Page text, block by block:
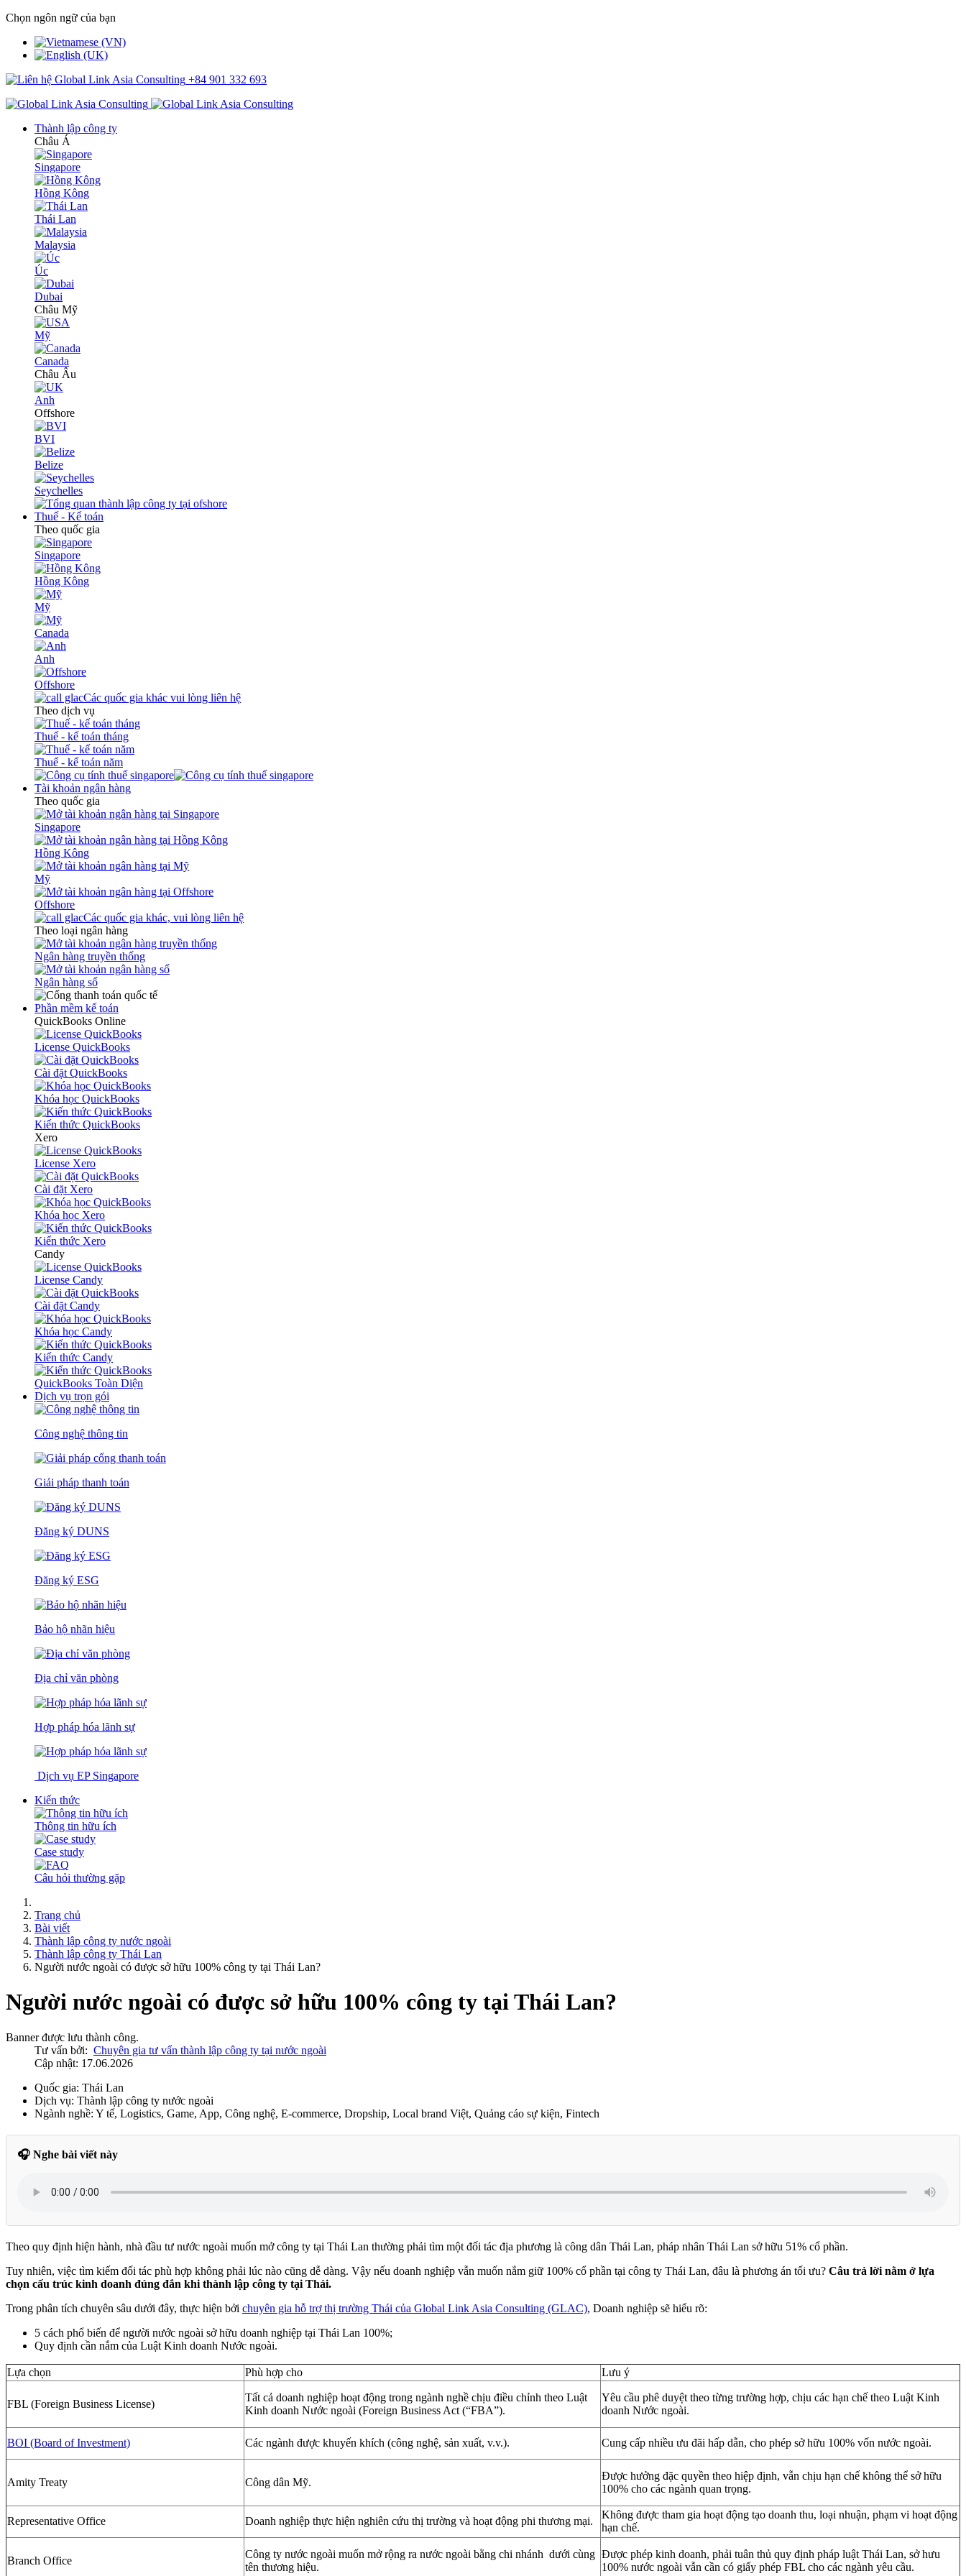
Chọn ngôn ngữ của bạn
+84 901 332 693
Thành lập công ty
Châu Á
Singapore
Hồng Kông
Thái Lan
Malaysia
Úc
Dubai
Châu Mỹ
Mỹ
Canada
Châu Âu
Anh
Offshore
BVI
Belize
Seychelles
Thuế - Kế toán
Theo quốc gia
Singapore
Hồng Kông
Mỹ
Canada
Anh
Offshore
Các quốc gia khác vui lòng liên hệ
Theo dịch vụ
Thuế - kế toán tháng
Thuế - kế toán năm
Tài khoản ngân hàng
Theo quốc gia
Singapore
Hồng Kông
Mỹ
Offshore
Các quốc gia khác, vui lòng liên hệ
Theo loại ngân hàng
Ngân hàng truyền thống
Ngân hàng số
Phần mềm kế toán
QuickBooks Online
License QuickBooks
Cài đặt QuickBooks
Khóa học QuickBooks
Kiến thức QuickBooks
Xero
License Xero
Cài đặt Xero
Khóa học Xero
Kiến thức Xero
Candy
License Candy
Cài đặt Candy
Khóa học Candy
Kiến thức Candy
QuickBooks Toàn Diện
Dịch vụ trọn gói
Công nghệ thông tin
Giải pháp thanh toán
Đăng ký DUNS
Đăng ký ESG
Bảo hộ nhãn hiệu
Địa chỉ văn phòng
Hợp pháp hóa lãnh sự
Dịch vụ EP Singapore
Kiến thức
Thông tin hữu ích
Case study
Câu hỏi thường gặp
Trang chủ
Bài viết
Thành lập công ty nước ngoài
Thành lập công ty Thái Lan
Người nước ngoài có được sở hữu 100% công ty tại Thái Lan?
Người nước ngoài có được sở hữu 100% công ty tại Thái Lan?
Banner được lưu thành công.
Tư vấn bởi: Chuyên gia tư vấn thành lập công ty tại nước ngoài
Cập nhật: 17.06.2026
Quốc gia: Thái Lan
Dịch vụ: Thành lập công ty nước ngoài
Ngành nghề: Y tế, Logistics, Game, App, Công nghệ, E-commerce, Dropship, Local brand Việt, Quảng cáo sự kiện, Fintech
🎧 Nghe bài viết này
Theo quy định hiện hành, nhà đầu tư nước ngoài muốn mở công ty tại Thái Lan thường phải tìm một đối tác địa phương là công dân Thái Lan, pháp nhân Thái Lan sở hữu 51% cổ phần.
Tuy nhiên, việc tìm kiếm đối tác phù hợp không phải lúc nào cũng dễ dàng. Vậy nếu doanh nghiệp vẫn muốn nắm giữ 100% cổ phần tại công ty Thái Lan, đâu là phương án tối ưu? Câu trả lời nằm ở lựa
chọn cấu trúc kinh doanh đúng đắn khi thành lập công ty tại Thái.
Trong phân tích chuyên sâu dưới đây, thực hiện bởi chuyên gia hỗ trợ thị trường Thái của Global Link Asia Consulting (GLAC), Doanh nghiệp sẽ hiểu rõ:
5 cách phổ biến để người nước ngoài sở hữu doanh nghiệp tại Thái Lan 100%;
Quy định cần nắm của Luật Kinh doanh Nước ngoài.
Lựa chọn Phù hợp cho Lưu ý
FBL (Foreign Business License)
Tất cả doanh nghiệp hoạt động trong ngành nghề chịu điều chỉnh theo Luật
Kinh doanh Nước ngoài (Foreign Business Act (“FBA”).
Yêu cầu phê duyệt theo từng trường hợp, chịu các hạn chế theo Luật Kinh
doanh Nước ngoài.
BOI (Board of Investment) Các ngành được khuyến khích (công nghệ, sản xuất, v.v.). Cung cấp nhiều ưu đãi hấp dẫn, cho phép sở hữu 100% vốn nước ngoài.
Amity Treaty Công dân Mỹ.
Được hưởng đặc quyền theo hiệp định, vẫn chịu hạn chế không thể sở hữu
100% cho các ngành quan trọng.
Representative Office Doanh nghiệp thực hiện nghiên cứu thị trường và hoạt động phi thương mại.
Không được tham gia hoạt động tạo doanh thu, loại nhuận, phạm vi hoạt động
hạn chế.
Branch Office
Công ty nước ngoài muốn mở rộng ra nước ngoài bằng chi nhánh dưới cùng
tên thương hiệu.
Được phép kinh doanh, phải tuân thủ quy định pháp luật Thái Lan, sở hưu
100% nước ngoài vẫn cần có giấy phép FBL cho các ngành yêu cầu.